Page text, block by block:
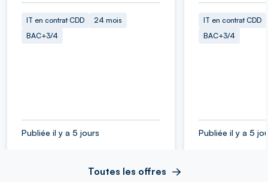
IT en contrat CDD
24 mois
BAC+3/4
Publiée il y a 5 jours
IT en contrat CDD
BAC+3/4
Publiée il y a 5
Toutes les offres